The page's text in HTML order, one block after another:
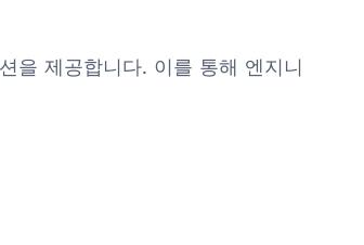
을 제공합니다. 이를 통해 엔지니